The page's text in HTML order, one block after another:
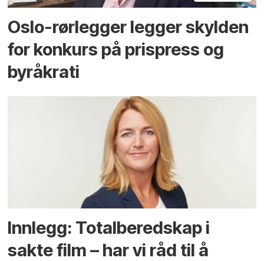
Oslo-rørlegger legger skylden
for konkurs på prispress og
byråkrati
Innlegg: Totalberedskap i
sakte film – har vi råd til å